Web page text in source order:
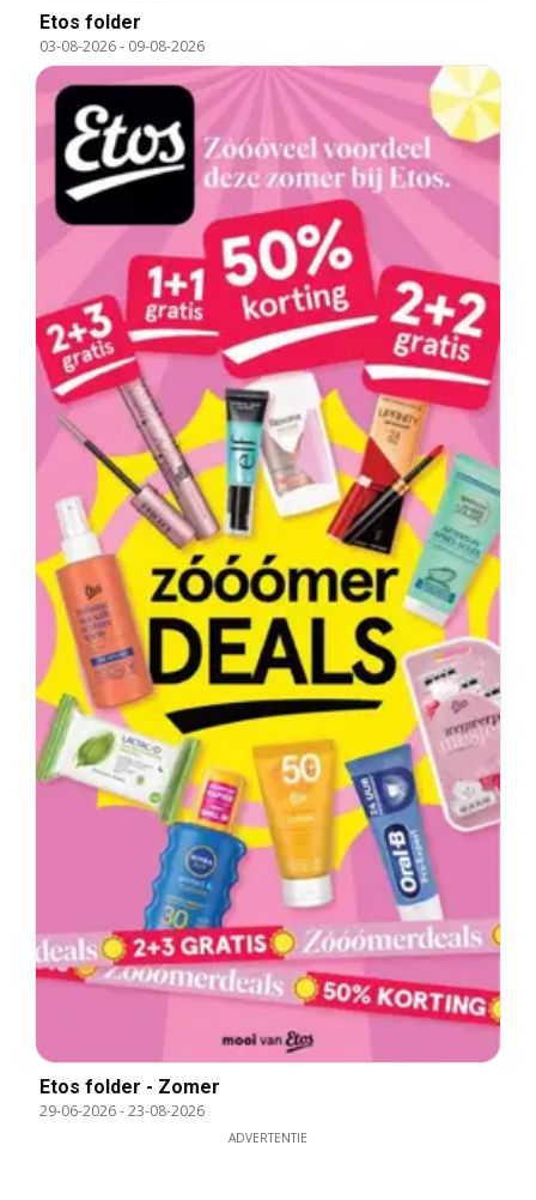
Etos folder
03-08-2026- 09-08-2026
Etos folder - Zomer
29-06-2026-23-08-2026
ADVERTENTIE